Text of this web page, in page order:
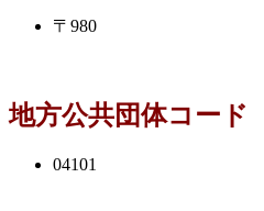
〒980
地方公共団体コード
04101